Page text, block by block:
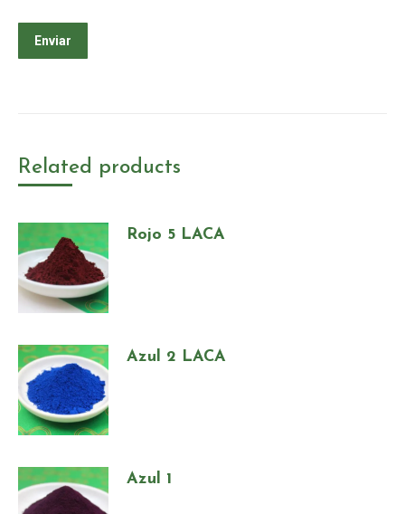
Related products
Rojo 5 LACA
Azul 2 LACA
Azul 1